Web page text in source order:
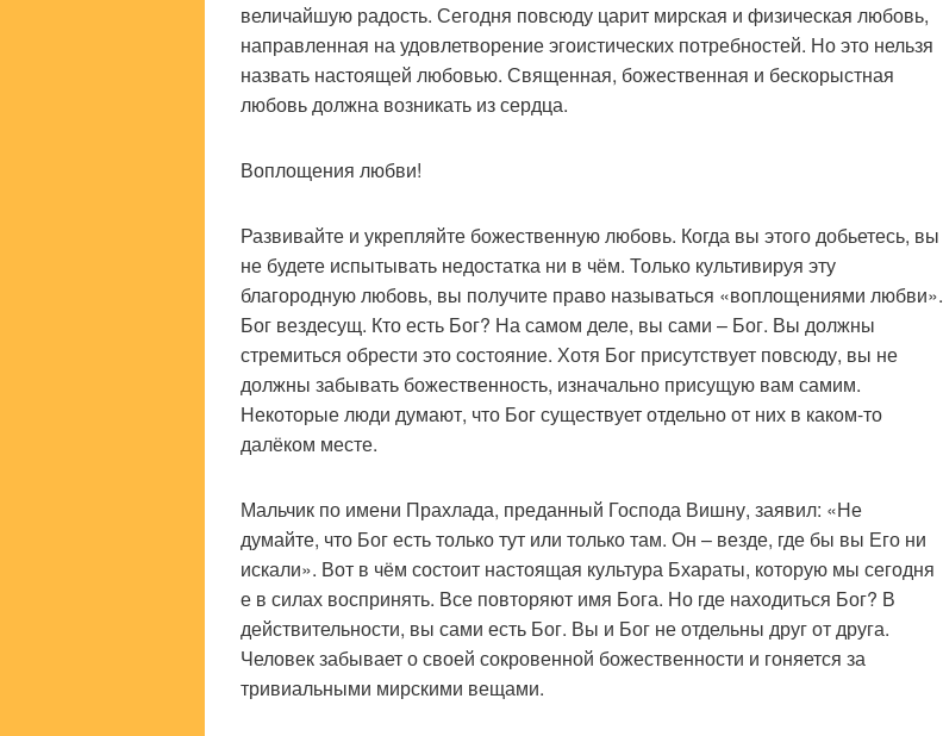
величайшую радость. Сегодня повсюду царит мирская и физическая любовь,
направленная на удовлетворение эгоистических потребностей. Но это нельзя
назвать настоящей любовью. Священная, божественная и бескорыстная
любовь должна возникать из сердца.
Воплощения любви!
Развивайте и укрепляйте божественную любовь. Когда вы этого добьетесь, вы
не будете испытывать недостатка ни в чём. Только культивируя эту
благородную любовь, вы получите право называться «воплощениями любви».
Бог вездесущ. Кто есть Бог? На самом деле, вы сами – Бог. Вы должны
стремиться обрести это состояние. Хотя Бог присутствует повсюду, вы не
должны забывать божественность, изначально присущую вам самим.
Некоторые люди думают, что Бог существует отдельно от них в каком-то
далёком месте.
Мальчик по имени Прахлада, преданный Господа Вишну, заявил: «Не
думайте, что Бог есть только тут или только там. Он – везде, где бы вы Его ни
искали». Вот в чём состоит настоящая культура Бхараты, которую мы сегодня
е в силах воспринять. Все повторяют имя Бога. Но где находиться Бог? В
действительности, вы сами есть Бог. Вы и Бог не отдельны друг от друга.
Человек забывает о своей сокровенной божественности и гоняется за
тривиальными мирскими вещами.